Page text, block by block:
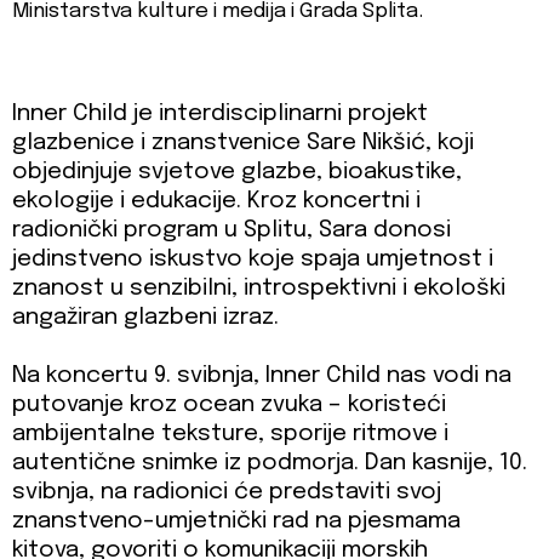
Ministarstva kulture i medija i Grada Splita.
Inner Child je interdisciplinarni projekt
glazbenice i znanstvenice Sare Nikšić, koji
objedinjuje svjetove glazbe, bioakustike,
ekologije i edukacije. Kroz koncertni i
radionički program u Splitu, Sara donosi
jedinstveno iskustvo koje spaja umjetnost i
znanost u senzibilni, introspektivni i ekološki
angažiran glazbeni izraz.
Na koncertu 9. svibnja, Inner Child nas vodi na
putovanje kroz ocean zvuka – koristeći
ambijentalne teksture, sporije ritmove i
autentične snimke iz podmorja. Dan kasnije, 10.
svibnja, na radionici će predstaviti svoj
znanstveno-umjetnički rad na pjesmama
kitova, govoriti o komunikaciji morskih